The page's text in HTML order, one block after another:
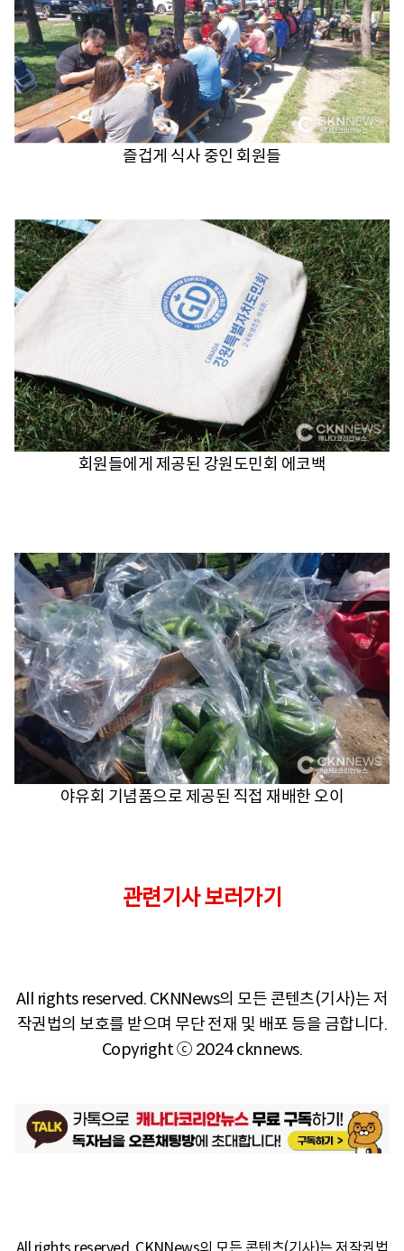
즐겁게 식사 중인 회원들
회원들에게 제공된 강원도민회 에코백
야유회 기념품으로 제공된 직접 재배한 오이
관련기사 보러가기
All rights reserved. CKNNews의 모든 콘텐츠(기사)는 저
작권법의 보호를 받으며 무단 전재 및 배포 등을 금합니다.
Copyright ⓒ 2024 cknnews.